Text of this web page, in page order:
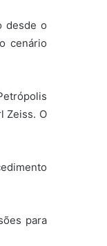
desde o
cenário
Zeiss. O
para